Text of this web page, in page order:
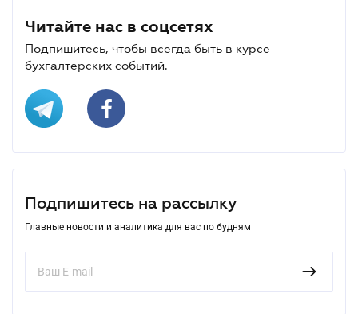
Читайте нас в соцсетях
Подпишитесь, чтобы всегда быть в курсе
бухгалтерских событий.
Подпишитесь на рассылку
Главные новости и аналитика для вас по будням